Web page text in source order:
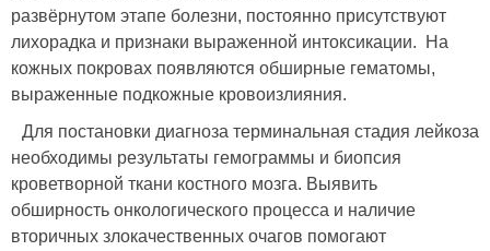
развёрнутом этапе болезни, постоянно присутствуют
лихорадка и признаки выраженной интоксикации. На
кожных покровах появляются обширные гематомы,
выраженные подкожные кровоизлияния.
Для постановки диагноза терминальная стадия лейкоза
необходимы результаты гемограммы и биопсия
кроветворной ткани костного мозга. Выявить
обширность онкологического процесса и наличие
вторичных злокачественных очагов помогают